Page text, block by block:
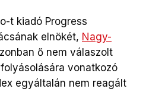
t kiadó Progress
elnökét, Nagy-
ő nem válaszolt
vonatkozó
egyáltalán nem reagált